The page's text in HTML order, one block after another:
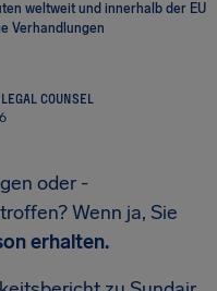
weltweit und innerhalb der EU
Verhandlungen
COUNSEL
oder -
Wenn ja, Sie
erhalten.